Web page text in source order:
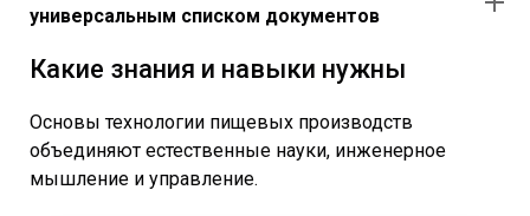
универсальным списком документов
Какие знания и навыки нужны
Основы технологии пищевых производств
объединяют естественные науки, инженерное
мышление и управление.